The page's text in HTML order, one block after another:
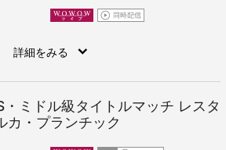
詳細をみる
・ミドル級タイトルマッチ レスタ
カ・プランチック